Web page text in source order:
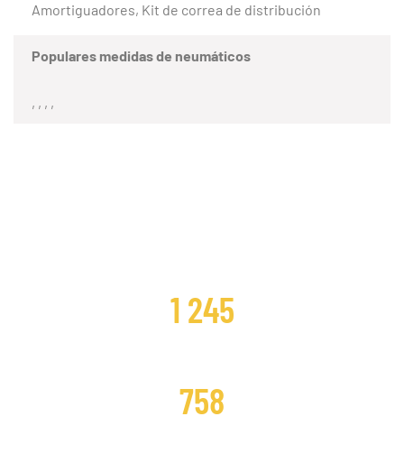
Amortiguadores, Kit de correa de distribución
Populares medidas de neumáticos
, , , ,
1 245
758